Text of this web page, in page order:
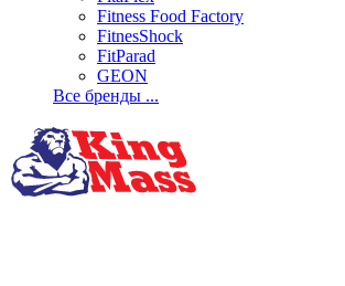
Fitness Food Factory
FitnesShock
FitParad
GEON
Все бренды ...